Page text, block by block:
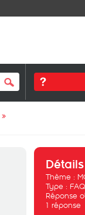
»
Détails
Thème :
Type : FAQ
Réponse
1 réponse